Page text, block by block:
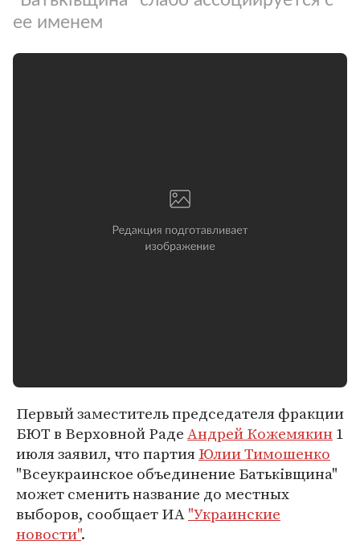
ее именем
Первый заместитель председателя фракции
БЮТ в Верховной РадеАндрей Кожемякин1
июля заявил, что партияЮлии Тимошенко
"Всеукраинское объединение Батьківщина"
может сменить название до местных
выборов, сообщает ИА"Украинские
новости".